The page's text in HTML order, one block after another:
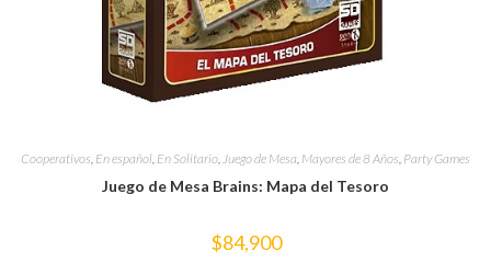
Cooperativos En español En Solitario Juego de Mesa Mayores de 8 Años Party Games
Juego de Mesa Brains: Mapa del Tesoro
$84,900